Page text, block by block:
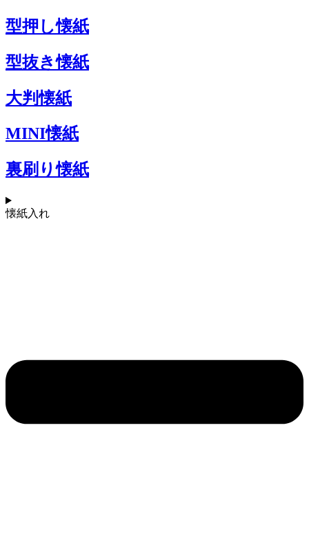
型押し懐紙
型抜き懐紙
大判懐紙
MINI懐紙
裏刷り懐紙
懐紙入れ